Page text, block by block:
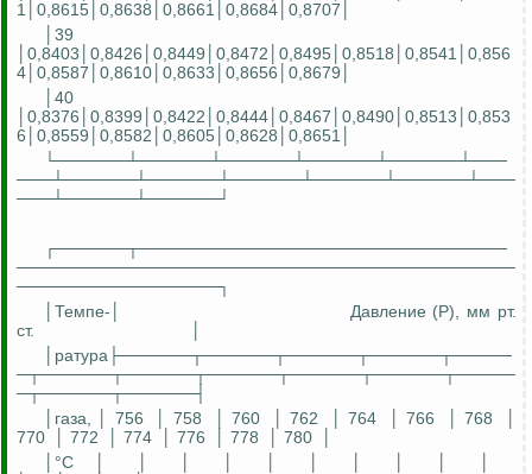
1│0,8615│0,8638│0,8661│0,8684│0,8707│
│39
│0,8403│0,8426│0,8449│0,8472│0,8495│0,8518│0,8541│0,856
4│0,8587│0,8610│0,8633│0,8656│0,8679│
│40
│0,8376│0,8399│0,8422│0,8444│0,8467│0,8490│0,8513│0,853
6│0,8559│0,8582│0,8605│0,8628│0,8651│
└──────┴──────┴──────┴──────┴──────┴───
───┴──────┴──────┴──────┴──────┴──────┴───
───┴──────┴──────┘
┌──────┬───────────────────────────────
──────────────────────────────────────────
─────────────────┐
│Темпе-
Давление (P), мм рт.
ст.
│ратура├──────┬──────┬──────┬──────┬─────
─┬──────┬──────┬──────┬──────┬──────┬─────
─┬──────┬──────┤
│газа, │ 756
│ 758 │ 760 │ 762 │ 764 │ 766 │ 768
770
│ 772 │ 774 │ 776 │ 778 │ 780
│°С